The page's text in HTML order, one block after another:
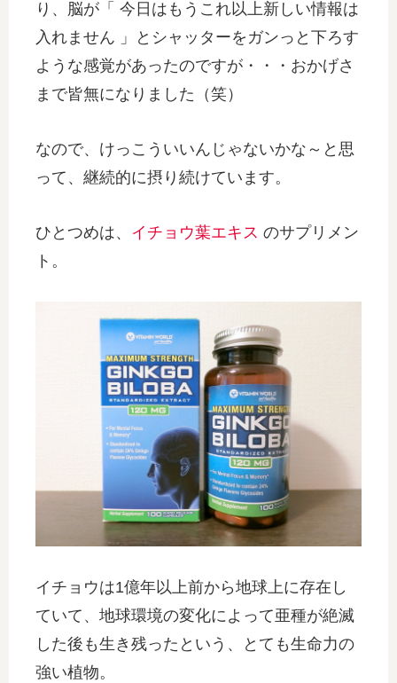
り、脳が「 今日はもうこれ以上新しい情報は
入れません 」とシャッターをガンっと下ろす
ような感覚があったのですが・・・おかげさ
まで皆無になりました（笑）
なので、けっこういいんじゃないかな～と思
って、継続的に摂り続けています。
ひとつめは、 イチョウ葉エキス のサプリメン
ト。
イチョウは1億年以上前から地球上に存在し
ていて、地球環境の変化によって亜種が絶滅
した後も生き残ったという、とても生命力の
強い植物。